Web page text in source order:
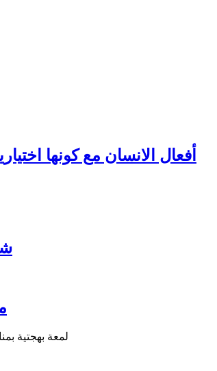
أفعال الانسان مع كونها
لمعة بهجتية